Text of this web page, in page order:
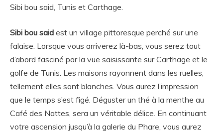
Sibi bou said, Tunis et Carthage.
Sibi bou said est un village pittoresque perché sur une
falaise. Lorsque vous arriverez là-bas, vous serez tout
d’abord fasciné par la vue saisissante sur Carthage et le
golfe de Tunis. Les maisons rayonnent dans les ruelles,
tellement elles sont blanches. Vous aurez l’impression
que le temps s’est figé. Déguster un thé à la menthe au
Café des Nattes, sera un véritable délice. En continuant
votre ascension jusqu’à la galerie du Phare, vous aurez